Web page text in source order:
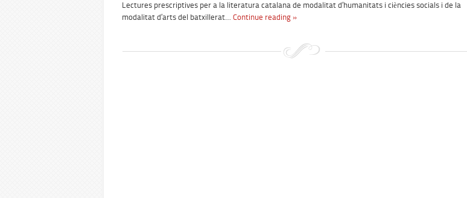
Lectures prescriptives per a la literatura catalana de modalitat d’humanitats i ciències socials i de la
modalitat d’arts del batxillerat… Continue reading »